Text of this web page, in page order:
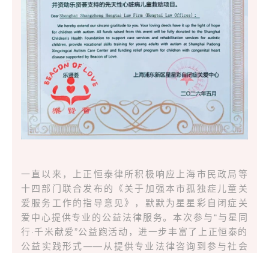
一直以来，上正恒泰律所积极响应上海市民政局等
十四部门联合发布的《关于加强本市孤独症儿童关
爱服务工作的指导意见》，默默为星星彩自闭症关
爱中心提供专业的公益法律服务。本次参与“与星同
行·千米献爱”公益跑活动，进一步丰富了上正恒泰的
公益实践形式——从提供专业法律咨询到参与社会